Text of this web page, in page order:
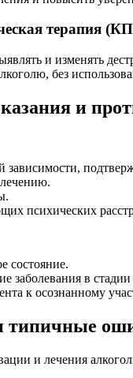
терапия
и изменять
без
и
зависимости,
психических
состояние.
заболевания в
к осознанному
типичные
и лечения